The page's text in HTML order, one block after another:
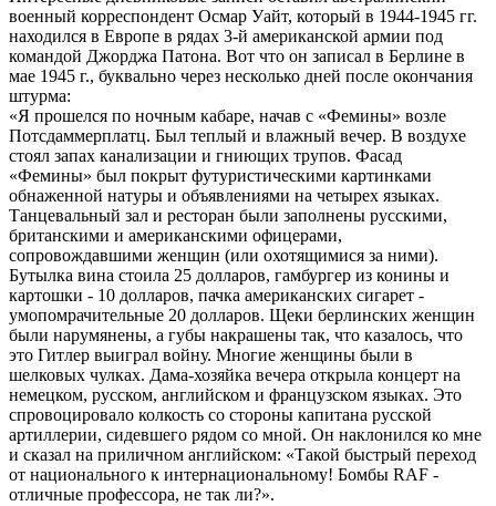
военный корреспондент Осмар Уайт, который в 1944-1945 гг.
находился в Европе в рядах 3-й американской армии под
командой Джорджа Патона. Вот что он записал в Берлине в
мае 1945 г., буквально через несколько дней после окончания
штурма:
«Я прошелся по ночным кабаре, начав с «Фемины» возле
Потсдаммерплатц. Был теплый и влажный вечер. В воздухе
стоял запах канализации и гниющих трупов. Фасад
«Фемины» был покрыт футуристическими картинками
обнаженной натуры и объявлениями на четырех языках.
Танцевальный зал и ресторан были заполнены русскими,
британскими и американскими офицерами,
сопровождавшими женщин (или охотящимися за ними).
Бутылка вина стоила 25 долларов, гамбургер из конины и
картошки - 10 долларов, пачка американских сигарет -
умопомрачительные 20 долларов. Щеки берлинских женщин
были нарумянены, а губы накрашены так, что казалось, что
это Гитлер выиграл войну. Многие женщины были в
шелковых чулках. Дама-хозяйка вечера открыла концерт на
немецком, русском, английском и французском языках. Это
спровоцировало колкость со стороны капитана русской
артиллерии, сидевшего рядом со мной. Он наклонился ко мне
и сказал на приличном английском: «Такой быстрый переход
от национального к интернациональному! Бомбы RAF -
отличные профессора, не так ли?».